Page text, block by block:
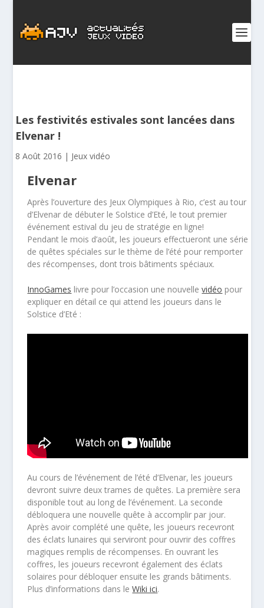
Les festivités estivales sont lancées dans
Elvenar !
8 Août 2016 | Jeux vidéo
Elvenar
Après l’ouverture des Jeux Olympiques à Rio, c’est au tour
d’Elvenar de débuter le Solstice d’Eté, le tout premier
événement estival du jeu de stratégie en ligne!
Pendant le mois d’août, les joueurs effectueront une série
de quêtes spéciales sur le thème de l’été pour remporter
des récompenses, dont trois bâtiments spéciaux.
InnoGames livre pour l’occasion une nouvellevidéo pour
expliquer en détail ce qui attend les joueurs dans le
Solstice d’Eté :
Au cours de l’événement de l’été d’Elvenar, les joueurs
devront suivre deux trames de quêtes. La première sera
disponible tout au long de l’événement. La seconde
débloquera une nouvelle quête à accomplir par jour.
Après avoir complété une quête, les joueurs recevront
des éclats lunaires qui serviront pour ouvrir des coffres
magiques remplis de récompenses. En ouvrant les
coffres, les joueurs recevront également des éclats
solaires pour débloquer ensuite les grands bâtiments.
Plus d’informations dans leWiki ici.